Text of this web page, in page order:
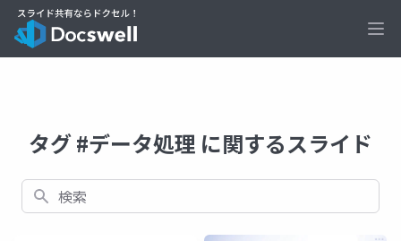
タグ #データ処理 に関するスライド
検索